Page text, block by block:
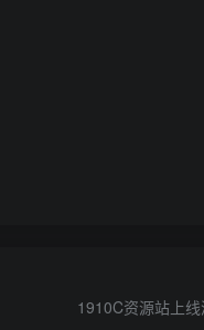
1910C资源站上